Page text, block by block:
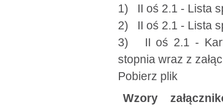
1) II oś 2.1 - Lista
2) II oś 2.1 - Lista
3) II oś 2.1 -
stopnia wraz z
Pobierz plik
Wzory